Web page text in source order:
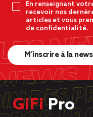
En renseignant
recevoir nos
articles et vous
de confidentialité.
M’inscrire à la
GiFiPro